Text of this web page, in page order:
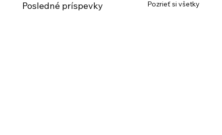
Posledné príspevky Pozrieť si všetky